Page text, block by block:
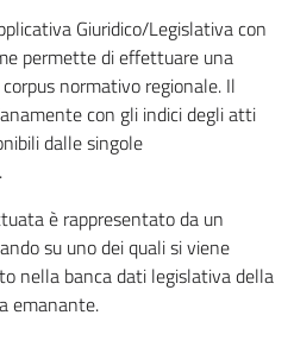
Giuridico/Legislativa con
permette di effettuare una
normativo regionale. Il
con gli indici degli atti
dalle singole
è rappresentato da un
su uno dei quali si viene
nella banca dati legislativa della
emanante.